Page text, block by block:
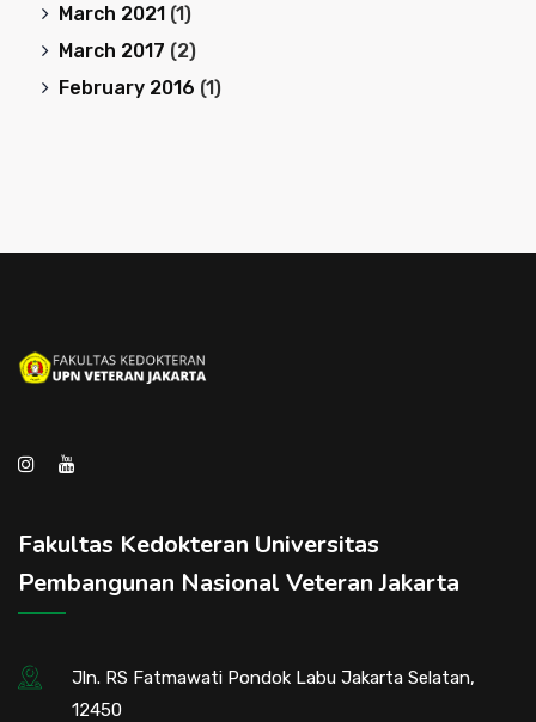
March 2021 (1)
March 2017 (2)
February 2016 (1)
Fakultas Kedokteran Universitas
Pembangunan Nasional Veteran Jakarta
Jln. RS Fatmawati Pondok Labu Jakarta Selatan,
12450